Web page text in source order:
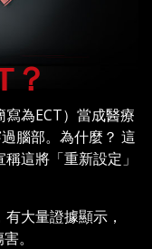
？
為ECT）當成醫療
腦部。為什麼？ 這
這將「重新設定」
大量證據顯示，
。